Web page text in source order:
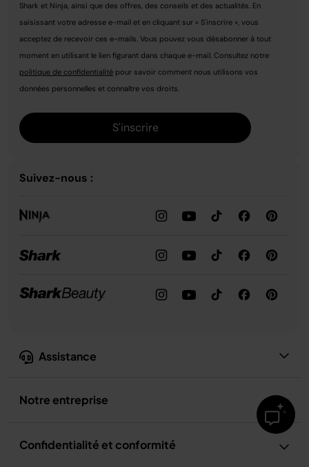
Assistance
Notre entreprise
Confidentialité et conformité
Shark et Ninja, ainsi que des offres, des conseils et des actualités. En
saisissant votre adresse e-mail et en cliquant sur « S'inscrire », vous
acceptez de recevoir ces e-mails. Vous pouvez vous désabonner à tout
moment en utilisant le lien figurant dans chaque e-mail. Consultez notre
politique de confidentialité pour savoir comment nous utilisons vos
données personnelles et connaître vos droits.
S'inscrire
Suivez-nous :